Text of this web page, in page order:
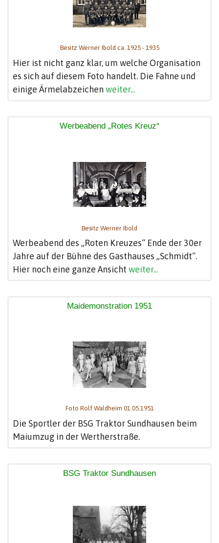
Besitz Werner Ibold ca. 1925 - 1935
Hier ist nicht ganz klar, um welche Organisation
es sich auf diesem Foto handelt. Die Fahne und
einige Ärmelabzeichen weiter...
Werbeabend „Rotes Kreuz“
Besitz Werner Ibold
Werbeabend des „Roten Kreuzes“ Ende der 30er
Jahre auf der Bühne des Gasthauses „Schmidt“.
Hier noch eine ganze Ansicht weiter...
Maidemonstration 1951
Foto Rolf Waldheim 01.05.1951
Die Sportler der BSG Traktor Sundhausen beim
Maiumzug in der Wertherstraße.
BSG Traktor Sundhausen